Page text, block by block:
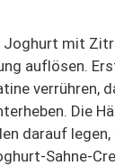
mit
auflösen.
verrühren,
Die
darauf
Sahne-